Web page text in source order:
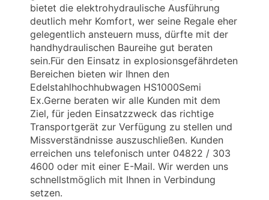
bietet die elektrohydraulische Ausführung
deutlich mehr Komfort, wer seine Regale eher
gelegentlich ansteuern muss, dürfte mit der
handhydraulischen Baureihe gut beraten
sein.Für den Einsatz in explosionsgefährdeten
Bereichen bieten wir Ihnen den
Edelstahlhochhubwagen HS1000Semi
Ex.Gerne beraten wir alle Kunden mit dem
Ziel, für jeden Einsatzzweck das richtige
Transportgerät zur Verfügung zu stellen und
Missverständnisse auszuschließen. Kunden
erreichen uns telefonisch unter 04822 / 303
4600 oder mit einer E-Mail. Wir werden uns
schnellstmöglich mit Ihnen in Verbindung
setzen.